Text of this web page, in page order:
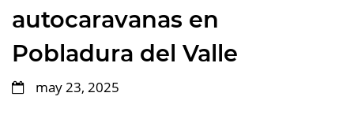
autocaravanas en
Pobladura del Valle
may 23, 2025